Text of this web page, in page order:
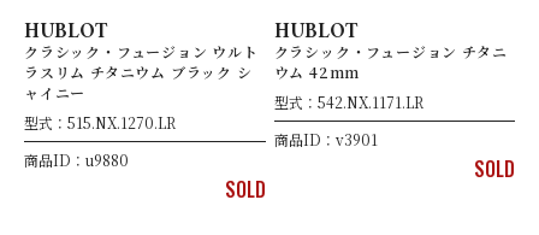
HUBLOT
クラシック・フュージョン ウルト
ラスリム チタニウム ブラック シ
ャイニー
型式：515.NX.1270.LR
商品ID：u9880
SOLD
HUBLOT
クラシック・フュージョン チタニ
ウム 42mm
型式：542.NX.1171.LR
商品ID：v3901
SOLD